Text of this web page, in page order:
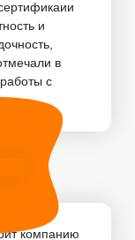
и
в
с
компанию